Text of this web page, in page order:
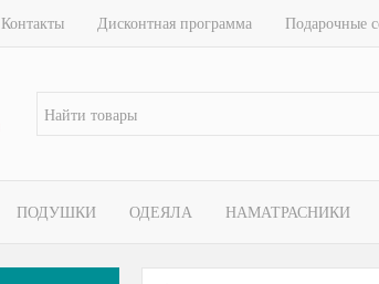
Контакты Дисконтная программа Подарочные
ПОДУШКИ ОДЕЯЛА НАМАТРАСНИКИ